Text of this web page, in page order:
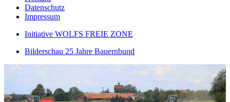
Datenschutz
Impressum
Initiative WOLFS FREIE ZONE
Bilderschau 25 Jahre Bauernbund